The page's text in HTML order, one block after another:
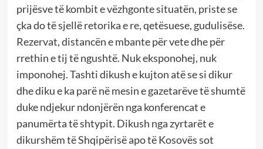
prijësve të kombit e vëzhgonte situatën, priste se
çka do të sjellë retorika e re, qetësuese, gudulisëse.
Rezervat, distancën e mbante për vete dhe për
rrethin e tij të ngushtë. Nuk eksponohej, nuk
imponohej. Tashti dikush e kujton atë se si dikur
dhe diku e ka parë në mesin e gazetarëve të shumtë
duke ndjekur ndonjërën nga konferencat e
panumërta të shtypit. Dikush nga zyrtarët e
dikurshëm të Shqipërisë apo të Kosovës sot